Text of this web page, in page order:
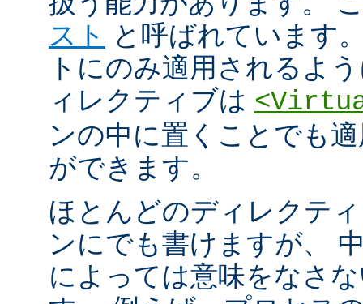
スト
と呼ばれています
トにのみ適用されるよ
ィレクティブは
ンの中に置くことでも
ができます。
ほとんどのディレクテ
ンにでも書けますが、
によっては意味をなさ